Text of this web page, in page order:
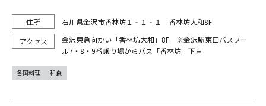
石川県金沢市香林坊１‐１‐１ 香林坊大和8F
金沢東急向かい「香林坊大和」8F ※金沢駅東口バスプー
ル7・8・9番乗り場からバス「香林坊」下車
各国料理 和食